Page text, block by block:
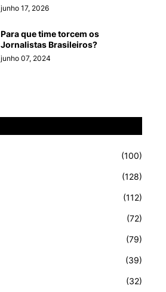
junho 17, 2026
Para que time torcem os
Jornalistas Brasileiros?
junho 07, 2024
(100)
(128)
(112)
(72)
(79)
(39)
(32)